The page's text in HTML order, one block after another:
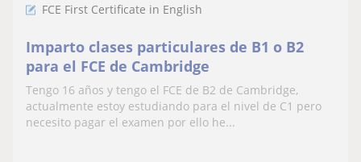
FCE First Certificate in English
Imparto clases particulares de B1 o B2
para el FCE de Cambridge
Tengo 16 años y tengo el FCE de B2 de Cambridge,
actualmente estoy estudiando para el nivel de C1 pero
necesito pagar el examen por ello he...